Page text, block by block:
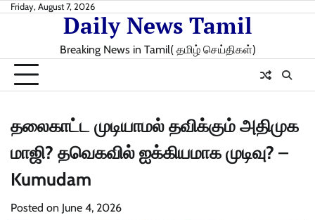
SkipFriday, August 7, 2026
Daily News Tamil
Breaking News in Tamil( தமிழ் செய்திகள்)
தலைகாட்ட முடியாமல் தவிக்கும் அதிமுக
மாஜி? தவெகவில் ஐக்கியமாக முடிவு? –
Kumudam
Posted on June 4, 2026